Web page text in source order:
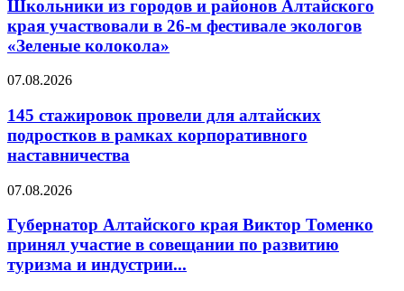
Школьники из городов и районов Алтайского
края участвовали в 26-м фестивале экологов
«Зеленые колокола»
07.08.2026
145 стажировок провели для алтайских
подростков в рамках корпоративного
наставничества
07.08.2026
Губернатор Алтайского края Виктор Томенко
принял участие в совещании по развитию
туризма и индустрии...